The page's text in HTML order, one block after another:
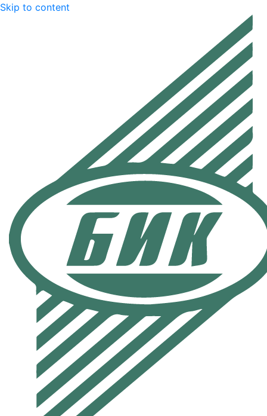
Skip to content